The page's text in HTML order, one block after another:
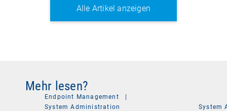
Alle Artikel anzeigen
Mehr lesen?
Endpoint Management
|
System Administration
System